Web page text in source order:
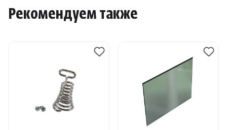
Рекомендуем также